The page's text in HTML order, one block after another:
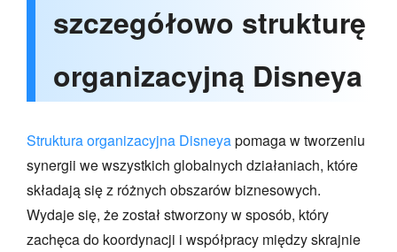
szczegółowo strukturę
organizacyjną Disneya
Struktura organizacyjna Disneyapomaga w tworzeniu
synergii we wszystkich globalnych działaniach, które
składają się z różnych obszarów biznesowych.
Wydaje się, że został stworzony w sposób, który
zachęca do koordynacji i współpracy między skrajnie